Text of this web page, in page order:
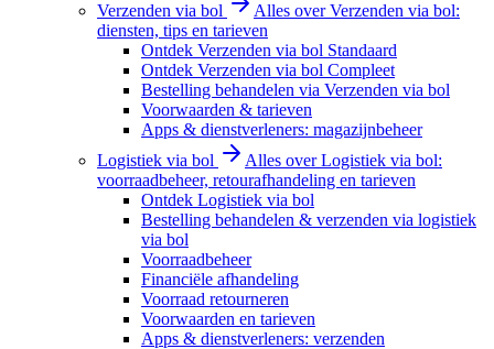
Verzenden via bol
Alles over Verzenden via bol:
diensten, tips en tarieven
Ontdek Verzenden via bol Standaard
Ontdek Verzenden via bol Compleet
Bestelling behandelen via Verzenden via bol
Voorwaarden & tarieven
Apps & dienstverleners: magazijnbeheer
Logistiek via bol
Alles over Logistiek via bol:
voorraadbeheer, retourafhandeling en tarieven
Ontdek Logistiek via bol
Bestelling behandelen & verzenden via logistiek
via bol
Voorraadbeheer
Financiële afhandeling
Voorraad retourneren
Voorwaarden en tarieven
Apps & dienstverleners: verzenden